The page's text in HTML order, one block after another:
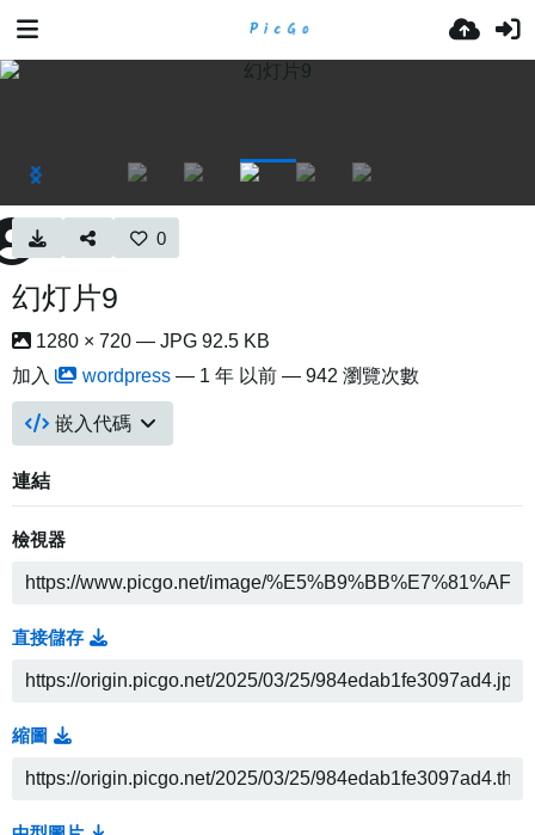
0
幻灯片9
1280 × 720 — JPG 92.5 KB
加入
wordpress — 1 年 以前 — 942 瀏覽次數
嵌入代碼
連結
檢視器
直接儲存
縮圖